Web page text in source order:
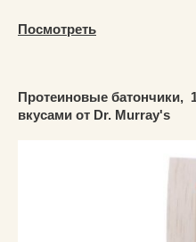
Посмотреть
Протеиновые батончики,
вкусами от Dr. Murray's